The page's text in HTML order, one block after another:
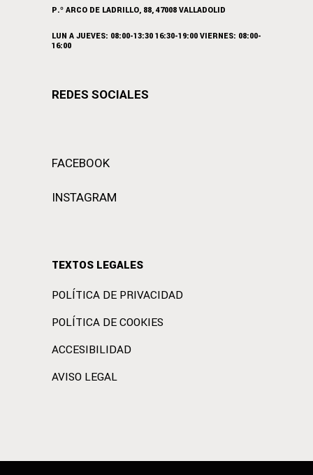
P.º ARCO DE LADRILLO, 88, 47008 VALLADOLID
LUN A JUEVES: 08:00-13:30 16:30-19:00 VIERNES: 08:00-
16:00
REDES SOCIALES
FACEBOOK
INSTAGRAM
TEXTOS LEGALES
POLÍTICA DE PRIVACIDAD
POLÍTICA DE COOKIES
ACCESIBILIDAD
AVISO LEGAL